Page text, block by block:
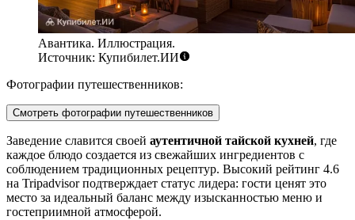
Авантика. Иллюстрация.
Источник: Купибилет.ИИ
Фотографии путешественников:
Смотреть фотографии путешественников
Заведение славится своей аутентичной тайской кухней, где
каждое блюдо создается из свежайших ингредиентов с
соблюдением традиционных рецептур. Высокий рейтинг 4.6
на Tripadvisor подтверждает статус лидера: гости ценят это
место за идеальный баланс между изысканностью меню и
гостеприимной атмосферой.